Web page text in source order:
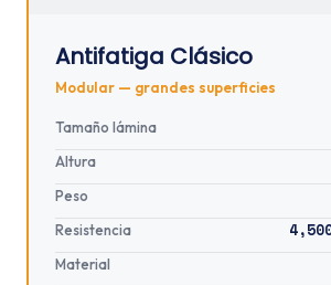
Antifatiga Clásico
Modular — grandes superficies
Tamaño lámina
Altura
Peso
Resistencia
Material